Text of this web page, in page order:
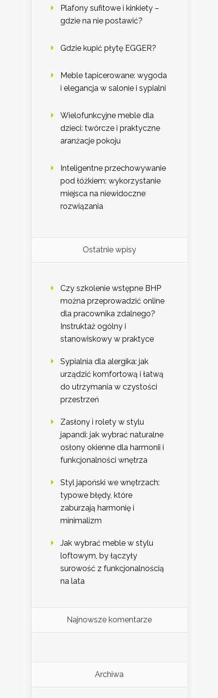
Plafony sufitowe i kinkiety –
gdzie na nie postawić?
Gdzie kupić płytę EGGER?
Meble tapicerowane: wygoda
i elegancja w salonie i sypialni
Wielofunkcyjne meble dla
dzieci: twórcze i praktyczne
aranżacje pokoju
Inteligentne przechowywanie
pod łóżkiem: wykorzystanie
miejsca na niewidoczne
rozwiązania
Ostatnie wpisy
Czy szkolenie wstępne BHP
można przeprowadzić online
dla pracownika zdalnego?
Instruktaż ogólny i
stanowiskowy w praktyce
Sypialnia dla alergika: jak
urządzić komfortową i łatwą
do utrzymania w czystości
przestrzeń
Zasłony i rolety w stylu
japandi: jak wybrać naturalne
osłony okienne dla harmonii i
funkcjonalności wnętrza
Styl japoński we wnętrzach:
typowe błędy, które
zaburzają harmonię i
minimalizm
Jak wybrać meble w stylu
loftowym, by łączyły
surowość z funkcjonalnością
na lata
Najnowsze komentarze
Archiwa